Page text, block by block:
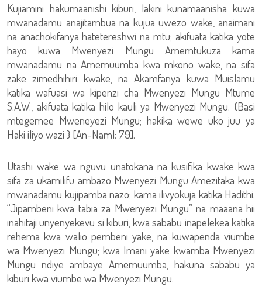
Kujiamini hakumaanishi kiburi, lakini kunamaanisha kuwa
mwanadamu anajitambua na kujua uwezo wake, anaimani
na anachokifanya hatetereshwi na mtu; akifuata katika yote
hayo kuwa Mwenyezi Mungu Amemtukuza kama
mwanadamu na Amemuumba kwa mkono wake, na sifa
zake zimedhihiri kwake, na Akamfanya kuwa Muislamu
katika wafuasi wa kipenzi cha Mwenyezi Mungu Mtume
S.A.W., akifuata katika hilo kauli ya Mwenyezi Mungu: {Basi
mtegemee Mweneyezi Mungu; hakika wewe uko juu ya
Haki iliyo wazi } [An-Naml: 79].
Utashi wake wa nguvu unatokana na kusifika kwake kwa
sifa za ukamilifu ambazo Mwenyezi Mungu Amezitaka kwa
mwanadamu kujipamba nazo; kama ilivyokuja katika Hadithi:
“Jipambeni kwa tabia za Mwenyezi Mungu” na maaana hii
inahitaji unyenyekevu si kiburi, kwa sababu inapelekea katika
rehema kwa walio pembeni yake, na kuwapenda viumbe
wa Mwenyezi Mungu; kwa Imani yake kwamba Mwenyezi
Mungu ndiye ambaye Amemuumba, hakuna sababu ya
kiburi kwa viumbe wa Mwenyezi Mungu.